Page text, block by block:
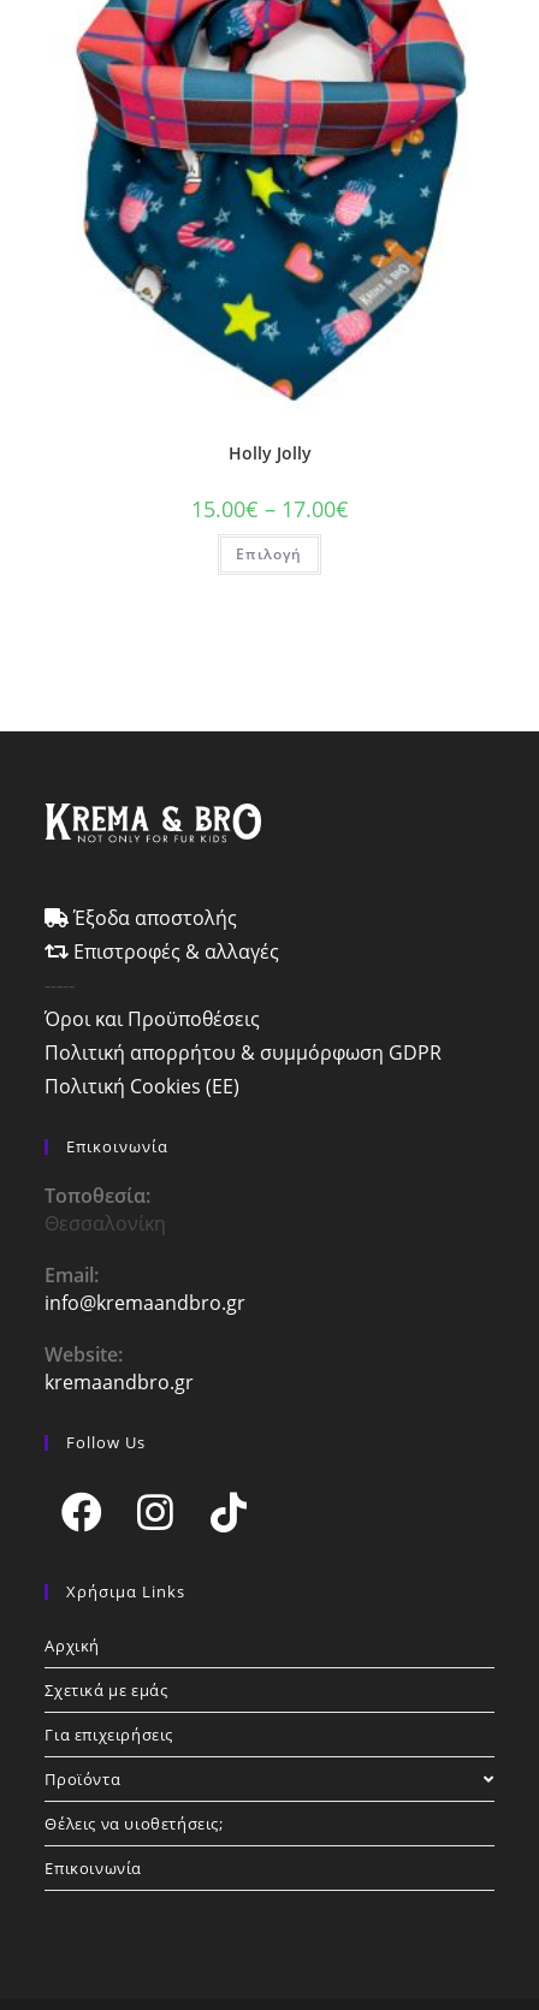
Holly Jolly
15.00€ – 17.00€
Επιλογή
Έξοδα αποστολής
Επιστροφές & αλλαγές
-----
Όροι και Προϋποθέσεις
Πολιτική απορρήτου & συμμόρφωση GDPR
Πολιτική Cookies (ΕΕ)
Επικοινωνία
Τοποθεσία:
Θεσσαλονίκη
Email:
info@kremaandbro.grOpens
Website:
kremaandbro.gr
Follow Us
in
new
in
Χρήσιμα Links
Αρχική
Σχετικά με εμάς
Για επιχειρήσεις
Προϊόντα
Θέλεις να υιοθετήσεις;
Επικοινωνία